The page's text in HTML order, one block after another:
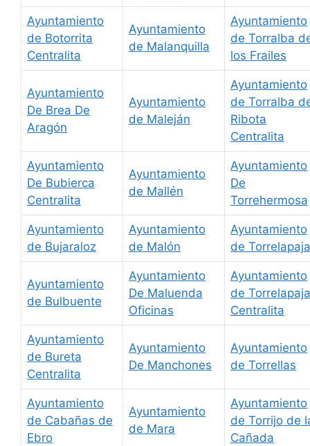
Ayuntamiento
de Botorrita
Centralita
Ayuntamiento
de Malanquilla
Ayuntamiento
de Torralba
los Frailes
Ayuntamiento
De Brea De
Aragón
Ayuntamiento
de Maleján
Ayuntamiento
de Torralba
Ribota
Centralita
Ayuntamiento
De Bubierca
Centralita
Ayuntamiento
de Mallén
Ayuntamiento
De
Torrehermosa
Ayuntamiento
de Bujaraloz
Ayuntamiento
de Malón
Ayuntamiento
de Torrelapaja
Ayuntamiento
de Bulbuente
Ayuntamiento
De Maluenda
Oficinas
Ayuntamiento
de Torrelapaja
Centralita
Ayuntamiento
de Bureta
Centralita
Ayuntamiento
De Manchones
Ayuntamiento
de Torrellas
Ayuntamiento
de Cabañas de
Ebro
Ayuntamiento
de Mara
Ayuntamiento
de Torrijo de
Cañada